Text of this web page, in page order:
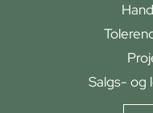
Salgs- og